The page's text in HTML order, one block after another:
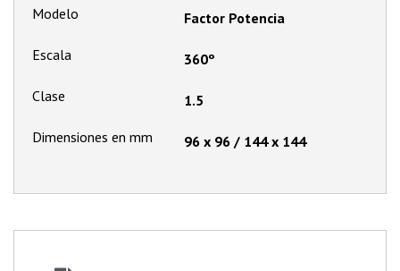
Modelo Factor Potencia
Escala 360º
Clase 1.5
Dimensiones en mm 96 x 96 / 144 x 144